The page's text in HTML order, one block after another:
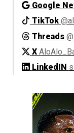
Google
TikTok
Threads
X
LinkedIN